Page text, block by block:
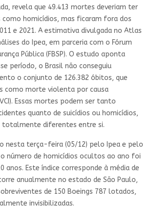
revela que 49.413 mortes deveriam ter
como homicídios, mas ficaram fora dos
e 2021. A estimativa divulgada no Atlas
do Ipea, em parceria com o Fórum
Pública (FBSP). O estudo aponta
período, o Brasil não conseguiu
o conjunto de 126.382 óbitos, que
como morte violenta por causa
Essas mortes podem ser tanto
quanto de suicídios ou homicídios,
totalmente diferentes entre si.
nesta terça-feira (05/12) pelo Ipea e pelo
o número de homicídios ocultos ao ano foi
anos. Este índice corresponde à média de
anualmente no estado de São Paulo,
de 150 Boeings 787 lotados,
invisibilizadas.